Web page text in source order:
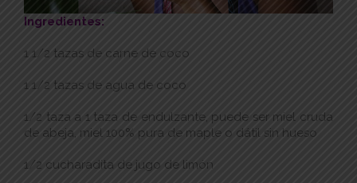
Ingredientes:
1 1/2 tazas de carne de coco
1 1/2 tazas de agua de coco
1/2 taza a 1 taza de endulzante, puede ser miel cruda
de abeja, miel 100% pura de maple o dátil sin hueso
1/2 cucharadita de jugo de limón